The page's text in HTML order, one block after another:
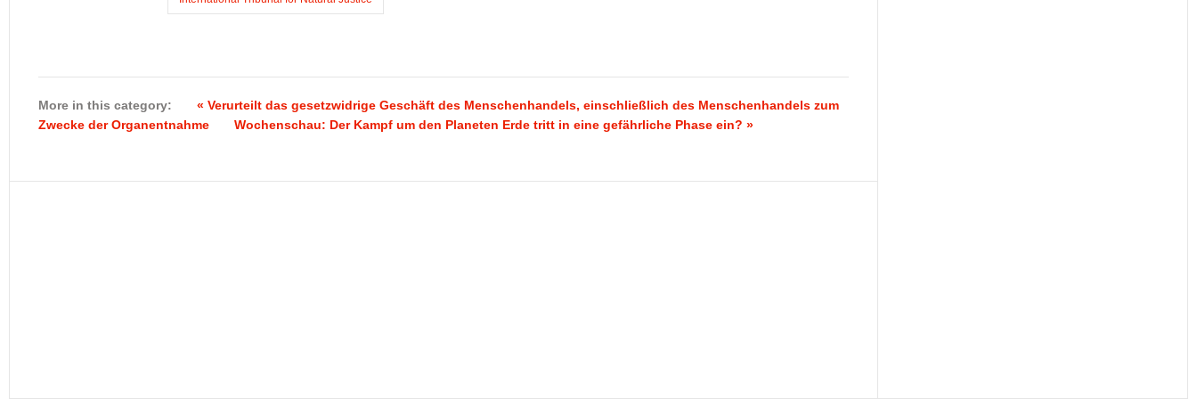
More in this category:
« Verurteilt das gesetzwidrige Geschäft des Menschenhandels, einschließlich des Menschenhandels zum
Zwecke der Organentnahme
Wochenschau: Der Kampf um den Planeten Erde tritt in eine gefährliche Phase ein? »